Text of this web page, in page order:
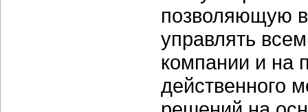
позволяющую
управлять
компании и на
действенного